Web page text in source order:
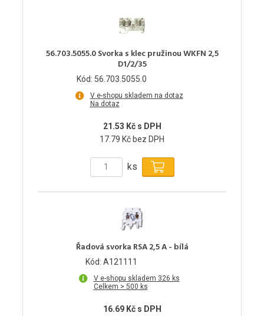
56.703.5055.0 Svorka s klec pružinou WKFN 2,5
D1/2/35
Kód: 56.703.5055.0
V e-shopu skladem na dotaz
Na dotaz
21.53 Kč s DPH
17.79 Kč bez DPH
ks
Řadová svorka RSA 2,5 A - bílá
Kód: A121111
V e-shopu skladem 326 ks
Celkem > 500 ks
16.69 Kč s DPH